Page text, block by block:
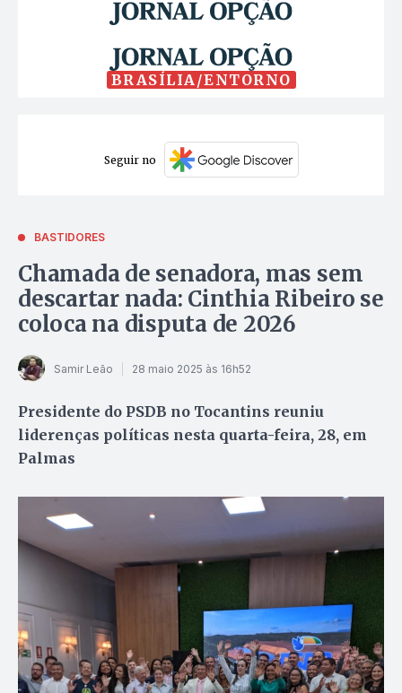
BRASÍLIA/ENTORNO
Seguir no
BASTIDORES
Chamada de senadora, mas sem
descartar nada: Cinthia Ribeiro se
coloca na disputa de 2026
Samir Leão 28 maio 2025 às 16h52
Presidente do PSDB no Tocantins reuniu
liderenças políticas nesta quarta-feira, 28, em
Palmas